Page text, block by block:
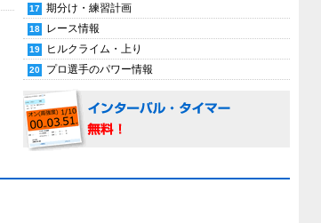
期分け・練習計画
レース情報
ヒルクライム・上り
プロ選手のパワー情報